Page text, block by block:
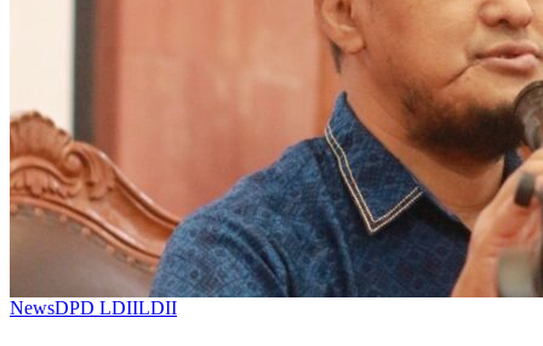
NewsDPD LDIILDII